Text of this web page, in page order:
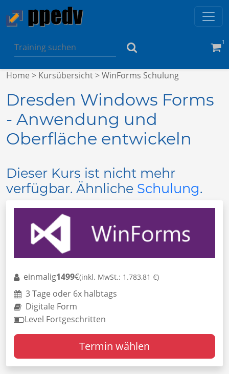
1
Home > Kursübersicht> WinForms Schulung
Dresden Windows Forms
- Anwendung und
Oberfläche entwickeln
Dieser Kurs ist nicht mehr
verfügbar. Ähnliche Schulung.
einmalig1499€(inkl. MwSt.: 1.783,81 €)
3 Tage oder 6x halbtags
Digitale Form
Level Fortgeschritten
Termin wählen